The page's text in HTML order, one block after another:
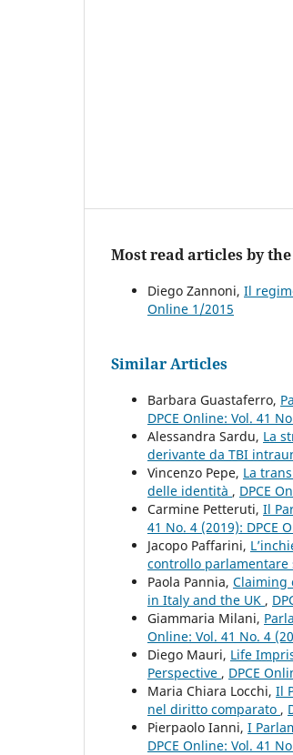
Most read articles by
Diego Zannoni, Il
Online 1/2015
Similar Articles
Barbara Guastaferro,
DPCE Online: Vol. 41
Alessandra Sardu, La
derivante da TBI
Vincenzo Pepe, La
delle identità , DPCE
Carmine Petteruti, Il
41 No. 4 (2019): DPCE
Jacopo Paffarini,
controllo parlamentare
Paola Pannia, Claiming
in Italy and the UK ,
Giammaria Milani,
Online: Vol. 41 No. 4
Diego Mauri, Life
Perspective , DPCE
Maria Chiara Locchi, Il
nel diritto comparato ,
Pierpaolo Ianni, I
DPCE Online: Vol. 41